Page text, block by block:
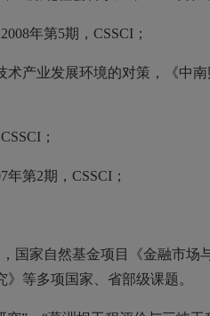
年第5期，CSSCI；
产业发展环境的对策，《中
；
第2期，CSSCI；
国家自然基金项目《金融市场
等多项国家、省部级课题。